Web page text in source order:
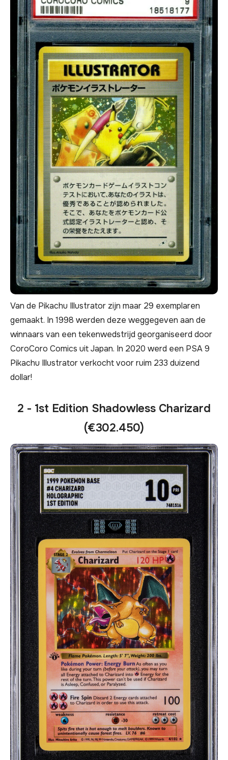
Van de Pikachu Illustrator zijn maar 29 exemplaren
gemaakt. In 1998 werden deze weggegeven aan de
winnaars van een tekenwedstrijd georganiseerd door
CoroCoro Comics uit Japan. In 2020 werd een PSA 9
Pikachu Illustrator verkocht voor ruim 233 duizend
dollar!
2 - 1st Edition Shadowless Charizard
(€302.450)